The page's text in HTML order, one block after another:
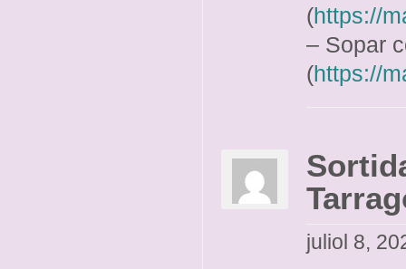
(https://
– Sopar
(https://
juliol 8,